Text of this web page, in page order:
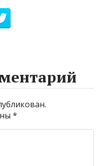
*